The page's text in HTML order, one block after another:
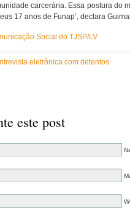
carcerária. Essa postura do
17 anos de Funap’, declara
Social do TJSP/LV
eletrônica com detentos
este post